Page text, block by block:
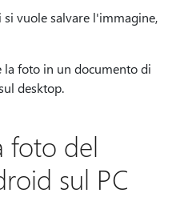
si vuole salvare l'immagine,
la foto in un documento di
desktop.
foto del
sul PC